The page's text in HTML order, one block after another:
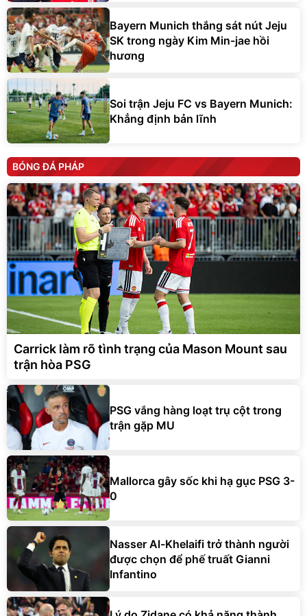
Bayern Munich thắng sát nút Jeju
SK trong ngày Kim Min-jae hồi
hương
Soi trận Jeju FC vs Bayern Munich:
Khẳng định bản lĩnh
BÓNG ĐÁ PHÁP
Carrick làm rõ tình trạng của Mason Mount sau
trận hòa PSG
PSG vắng hàng loạt trụ cột trong
trận gặp MU
Mallorca gây sốc khi hạ gục PSG 3-
0
Nasser Al-Khelaifi trở thành người
được chọn để phế truất Gianni
Infantino